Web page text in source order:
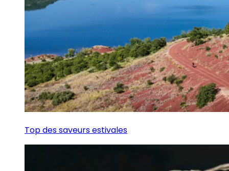
Top des saveurs estivales